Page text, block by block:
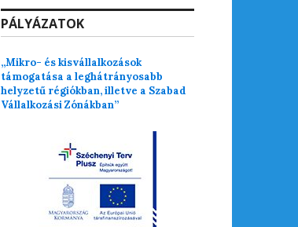
PÁLYÁZATOK
„Mikro- és kisvállalkozások
támogatása a leghátrányosabb
helyzetű régiókban, illetve a Szabad
Vállalkozási Zónákban”